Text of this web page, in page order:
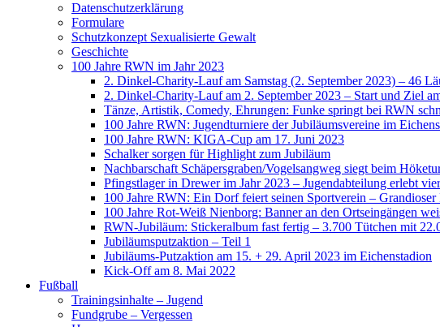
Datenschutzerklärung
Formulare
Schutzkonzept Sexualisierte Gewalt
Geschichte
100 Jahre RWN im Jahr 2023
2. Dinkel-Charity-Lauf am Samstag (2. September 2023) – 46
2. Dinkel-Charity-Lauf am 2. September 2023 – Start und Ziel
Tänze, Artistik, Comedy, Ehrungen: Funke springt bei RWN
100 Jahre RWN: Jugendturniere der Jubiläumsvereine im
100 Jahre RWN: KIGA-Cup am 17. Juni 2023
Schalker sorgen für Highlight zum Jubiläum
Nachbarschaft Schäpersgraben/Vogelsangweg siegt beim
Pfingstlager in Drewer im Jahr 2023 – Jugendabteilung erlebt
100 Jahre RWN: Ein Dorf feiert seinen Sportverein –
100 Jahre Rot-Weiß Nienborg: Banner an den Ortseingängen
RWN-Jubiläum: Stickeralbum fast fertig – 3.700 Tütchen mit
Jubiläumsputzaktion – Teil 1
Jubiläums-Putzaktion am 15. + 29. April 2023 im Eichenstadion
Kick-Off am 8. Mai 2022
Fußball
Trainingsinhalte – Jugend
Fundgrube – Vergessen